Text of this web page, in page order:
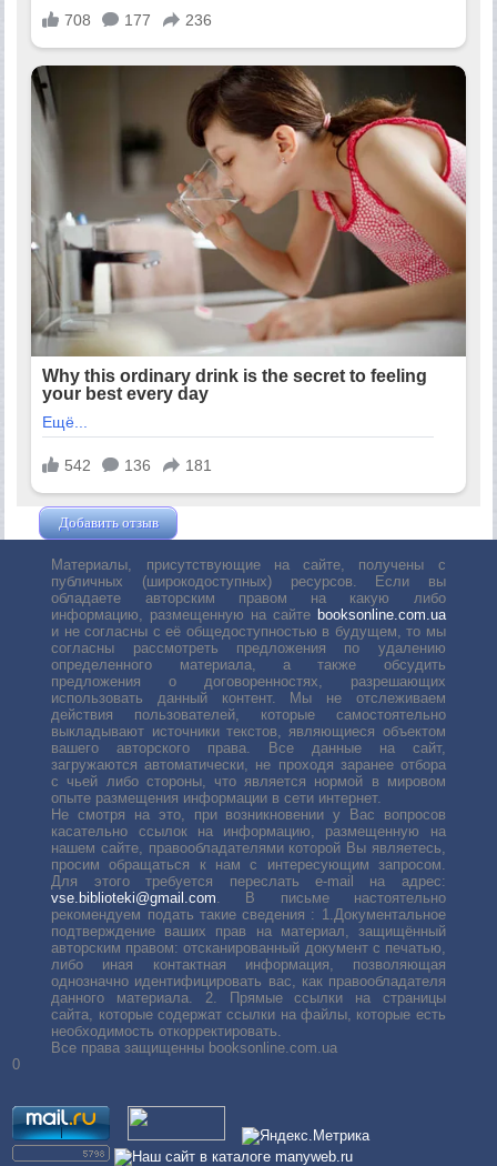
Добавить отзыв
Материалы, присутствующие на сайте, получены с
публичных (широкодоступных) ресурсов. Если вы
обладаете авторским правом на какую либо
информацию, размещенную на сайте booksonline.com.ua
и не согласны с её общедоступностью в будущем, то мы
согласны рассмотреть предложения по удалению
определенного материала, а также обсудить
предложения о договоренностях, разрешающих
использовать данный контент. Мы не отслеживаем
действия пользователей, которые самостоятельно
выкладывают источники текстов, являющиеся объектом
вашего авторского права. Все данные на сайт,
загружаются автоматически, не проходя заранее отбора
с чьей либо стороны, что является нормой в мировом
опыте размещения информации в сети интернет.
Не смотря на это, при возникновении у Вас вопросов
касательно ссылок на информацию, размещенную на
нашем сайте, правообладателями которой Вы являетесь,
просим обращаться к нам с интересующим запросом.
Для этого требуется переслать е-mail на адрес:
vse.biblioteki@gmail.com. В письме настоятельно
рекомендуем подать такие сведения : 1.Документальное
подтверждение ваших прав на материал, защищённый
авторским правом: отсканированный документ с печатью,
либо иная контактная информация, позволяющая
однозначно идентифицировать вас, как правообладателя
данного материала. 2. Прямые ссылки на страницы
сайта, которые содержат ссылки на файлы, которые есть
необходимость откорректировать.
Все права защищенны booksonline.com.ua
0